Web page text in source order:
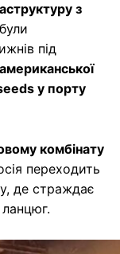
з
під
американської
у порту
комбінату
переходить
де страждає